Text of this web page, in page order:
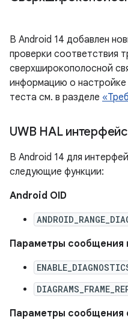
В Android 14 добавлен
проверки соответствия
сверхширокополосной
информацию о настройке
теста см. в разделе
UWB HAL интерфейс
В Android 14 для
следующие функции:
Android OID
Параметры сообщения
Параметры сообщения